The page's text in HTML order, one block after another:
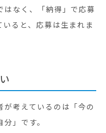
はなく、「納得」で応募
ると、応募は生まれま
考えているのは「今の
」です。